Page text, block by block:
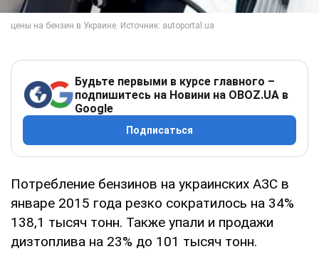
Будьте первыми в курсе главного –
подпишитесь на Новини на OBOZ.UA в
Google
Подписаться
Потребление бензинов на украинских АЗС в
январе 2015 года резко сократилось на 34%
138,1 тысяч тонн. Также упали и продажи
дизтоплива на 23% до 101 тысяч тонн.